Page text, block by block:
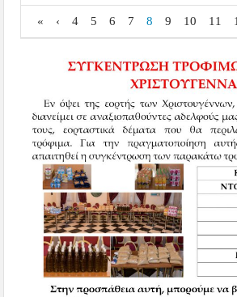
« ‹ 4 5 6 7 8 9 10 11